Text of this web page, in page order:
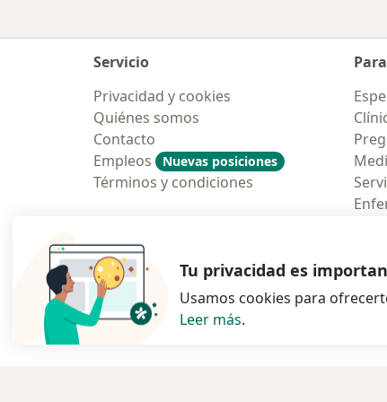
Servicio
Privacidad y cookies
Quiénes somos
Contacto
Empleos
Nuevas posiciones
Términos y condiciones
Polska
Tu privacidad es
Usamos cookies para
Leer más.